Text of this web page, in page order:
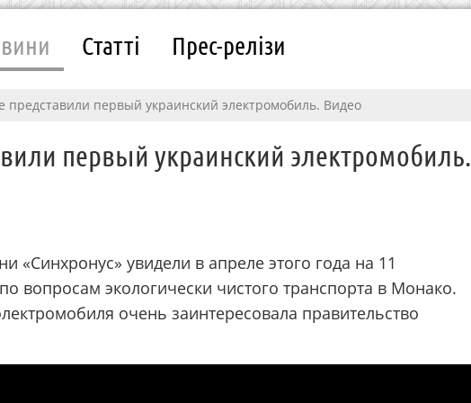
Статті Прес-релізи
представили первый украинский электромобиль. Видео
первый украинский электромобиль.
«Синхронус» увидели в апреле этого года на 11
вопросам экологически чистого транспорта в Монако.
очень заинтересовала правительство